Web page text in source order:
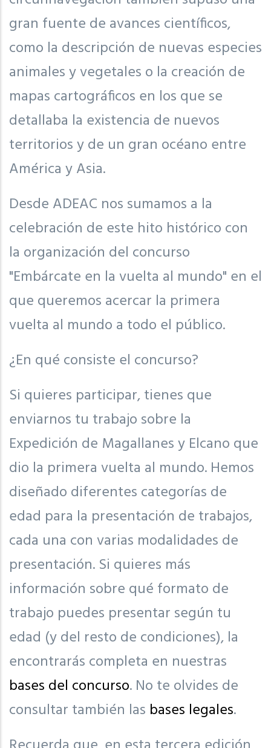
gran fuente de avances científicos,
como la descripción de nuevas especies
animales y vegetales o la creación de
mapas cartográficos en los que se
detallaba la existencia de nuevos
territorios y de un gran océano entre
América y Asia.
Desde ADEAC nos sumamos a la
celebración de este hito histórico con
la organización del concurso
"Embárcate en la vuelta al mundo" en el
que queremos acercar la primera
vuelta al mundo a todo el público.
¿En qué consiste el concurso?
Si quieres participar, tienes que
enviarnos tu trabajo sobre la
Expedición de Magallanes y Elcano que
dio la primera vuelta al mundo. Hemos
diseñado diferentes categorías de
edad para la presentación de trabajos,
cada una con varias modalidades de
presentación. Si quieres más
información sobre qué formato de
trabajo puedes presentar según tu
edad (y del resto de condiciones), la
encontrarás completa en nuestras
bases del concurso. No te olvides de
consultar también las bases legales.